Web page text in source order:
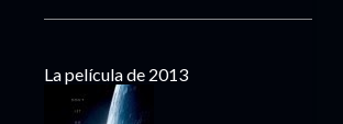
La película de 2013